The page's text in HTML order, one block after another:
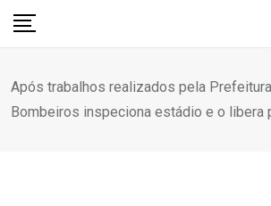
para
conteúdo
Após trabalhos realizados pela
Bombeiros inspeciona estádio e o libera